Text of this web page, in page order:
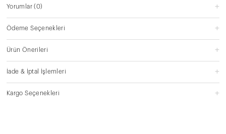
Yorumlar(0)
Ödeme Seçenekleri
Ürün Önerileri
İade & İptal İşlemleri
Kargo Seçenekleri